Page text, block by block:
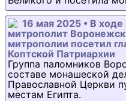
16 мая 2025 • В
митрополит
митрополии посетил
Коптской Патриархии
Группа паломников
составе монашеской
Православной Церкви
местам Египта.